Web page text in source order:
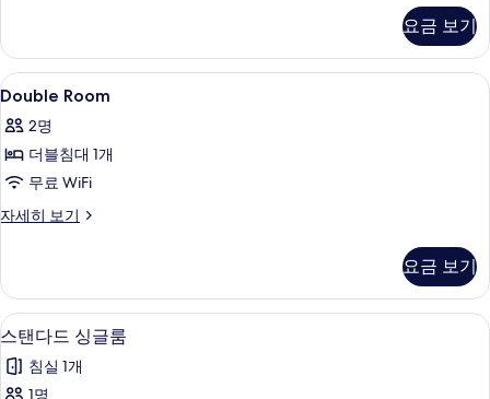
보
히
보
기
요금 보기
Double
Room
사
진
모
두
노트북 작업 공간, 암막 커튼, 무료
4
Double Room
2명
더블침대 1개
무료 WiFi
자세히 보기
Double
히
보
기
요금 보기
스
탠
다
노트북 작업 공간, 암막 커튼, 무료
4
스탠다드 싱글룸
침실 1개
1명